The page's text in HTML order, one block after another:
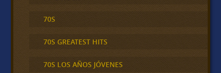
70S
70S GREATEST HITS
70S LOS AÑOS JÓVENES